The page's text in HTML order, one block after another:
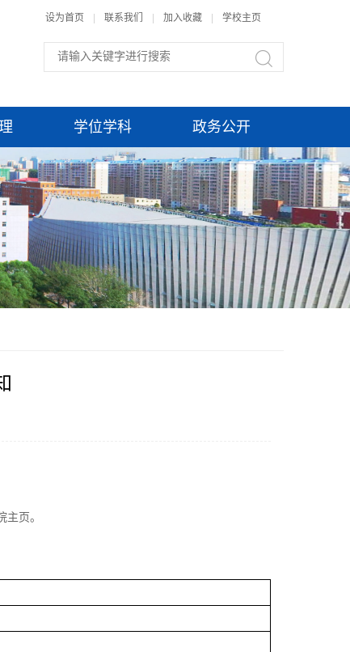
设为首页 联系我们 加入收藏 学校主页
学位学科 政务公开
页。